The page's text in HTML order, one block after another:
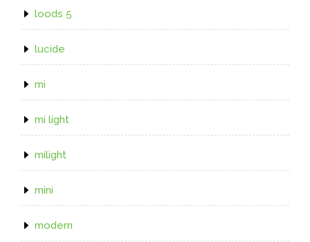
loods 5
lucide
mi
mi light
milight
mini
modern